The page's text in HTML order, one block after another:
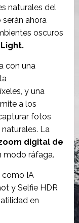
naturales del
ahora
oscuros
Light.
con una
y una
a los
fotos
La
digital de
modo ráfaga.
como IA
y Selfie HDR
en